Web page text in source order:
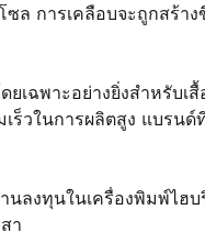
ซล การเคลือบจะถูกสร้
เฉพาะอย่างยิ่งสำหรับ
ร็วในการผลิตสูง แบรน
ลงทุนในเครื่องพิมพ์ไฮ
า